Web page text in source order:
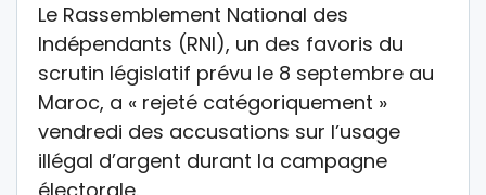
Le Rassemblement National des
Indépendants (RNI), un des favoris du
scrutin législatif prévu le 8 septembre au
Maroc, a « rejeté catégoriquement »
vendredi des accusations sur l’usage
illégal d’argent durant la campagne